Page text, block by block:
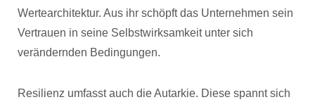
Wertearchitektur. Aus ihr schöpft das Unternehmen sein
Vertrauen in seine Selbstwirksamkeit unter sich
verändernden Bedingungen.
Resilienz umfasst auch die Autarkie. Diese spannt sich